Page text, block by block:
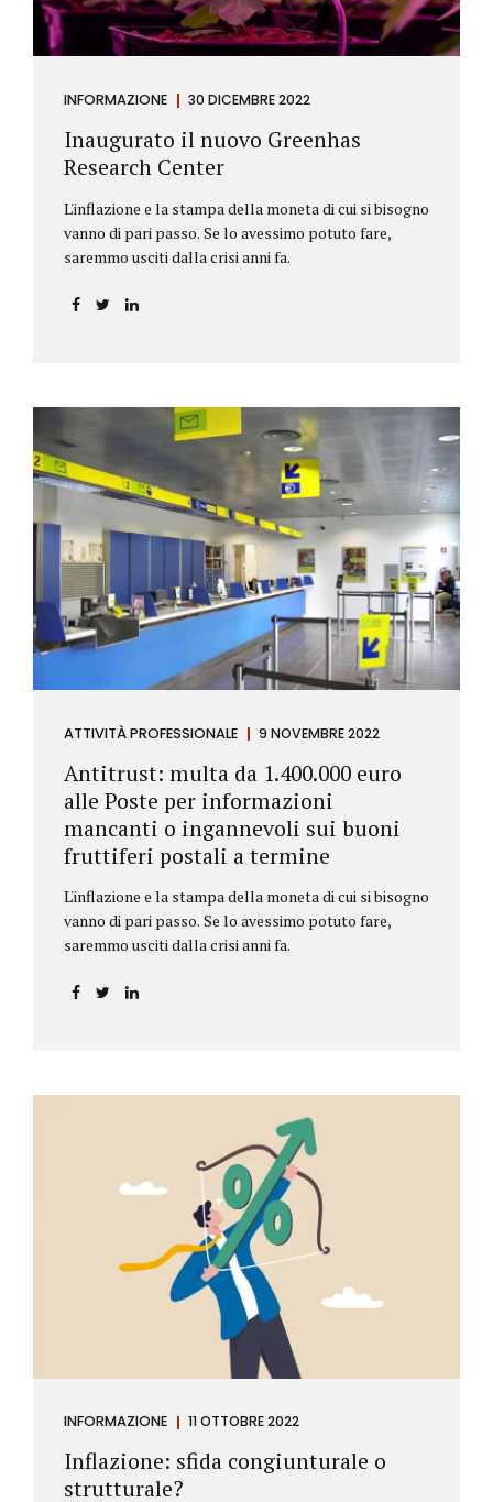
INFORMAZIONE 30 DICEMBRE 2022
Inaugurato il nuovo Greenhas
Research Center
L'inflazione e la stampa della moneta di cui si bisogno
vanno di pari passo. Se lo avessimo potuto fare,
saremmo usciti dalla crisi anni fa.
ATTIVITÀ PROFESSIONALE 9 NOVEMBRE 2022
Antitrust: multa da 1.400.000 euro
alle Poste per informazioni
mancanti o ingannevoli sui buoni
fruttiferi postali a termine
L'inflazione e la stampa della moneta di cui si bisogno
vanno di pari passo. Se lo avessimo potuto fare,
saremmo usciti dalla crisi anni fa.
INFORMAZIONE 11 OTTOBRE 2022
Inflazione: sfida congiunturale o
strutturale?